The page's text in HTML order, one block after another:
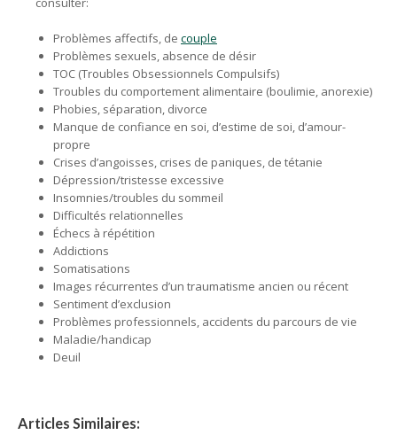
Problèmes affectifs, de couple
Problèmes sexuels, absence de désir
TOC (Troubles Obsessionnels Compulsifs)
Troubles du comportement alimentaire (boulimie, anorexie)
Phobies, séparation, divorce
Manque de confiance en soi, d’estime de soi, d’amour-
propre
Crises d’angoisses, crises de paniques, de tétanie
Dépression/tristesse excessive
Insomnies/troubles du sommeil
Difficultés relationnelles
Échecs à répétition
Addictions
Somatisations
Images récurrentes d’un traumatisme ancien ou récent
Sentiment d’exclusion
Problèmes professionnels, accidents du parcours de vie
Maladie/handicap
Deuil
Articles Similaires: